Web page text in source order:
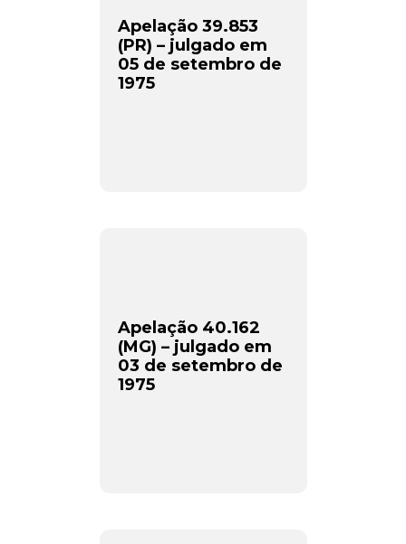
Apelação 39.853
(PR) – julgado em
05 de setembro de
1975
Apelação 40.162
(MG) – julgado em
03 de setembro de
1975